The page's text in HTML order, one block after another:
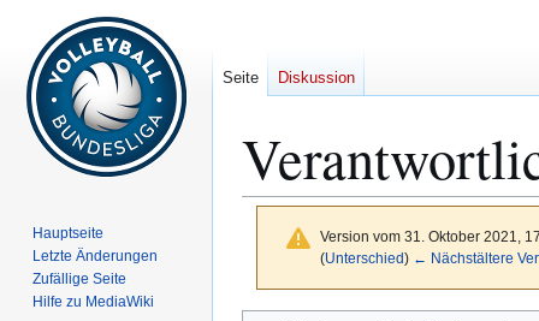
Version vom 31. Oktober 2021,
(Unterschied) ← Nächstältere
Seite Diskussion
Hauptseite
Letzte Änderungen
Zufällige Seite
Hilfe zu MediaWiki